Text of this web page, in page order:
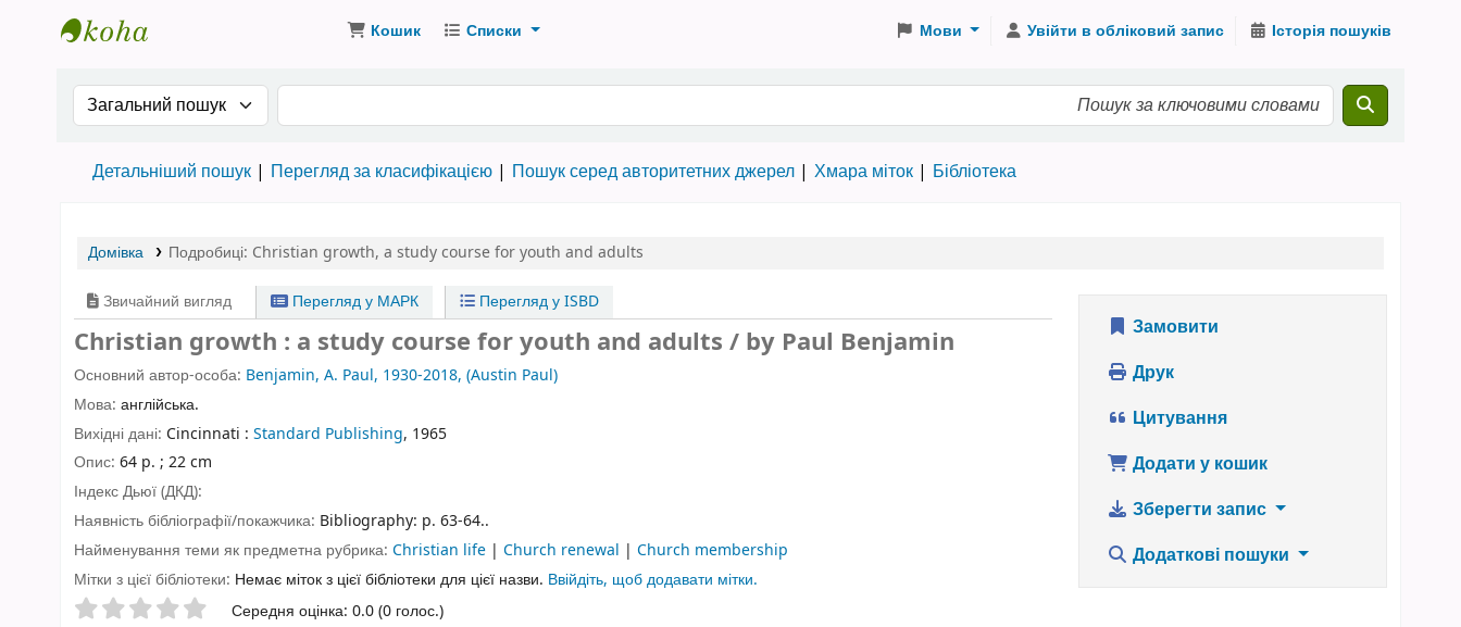
Кошик Списки Мови Увійти в обліковий запис Історія пошуків
Search the catalog by:Пошук за ключовими словами
Детальніший пошук Перегляд за класифікацією Пошук серед авторитетних джерел Хмара міток Бібліотека
Домівка Подробиці: Christian growth, a study course for youth and adults
Звичайний вигляд Перегляд у МАРК Перегляд у ISBD
Christian growth : a study course for youth and adults / by Paul Benjamin
Основний автор-особа: Benjamin, A. Paul, 1930-2018, (Austin Paul)
Мова: англійська.
Вихідні дані: Cincinnati : Standard Publishing, 1965
Опис: 64 p. ; 22 cm
Індекс Дьюї (ДКД):
Наявність бібліографії/покажчика: Bibliography: p. 63-64..
Найменування теми як предметна рубрика: Christian life | Church renewal | Church membership
Мітки з цієї бібліотеки: Немає міток з цієї бібліотеки для цієї назви. Ввійдіть, щоб додавати мітки.
Оцінки зірочкамиСередня оцінка: 0.0 (0 голос.)
Замовити
Друк
Цитування
Додати у кошик
Зберегти запис
Додаткові пошуки